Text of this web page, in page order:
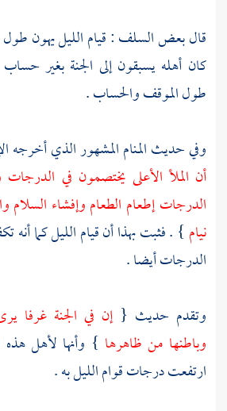
قال بعضالسلف: قيام الليل يهون طول
كان أهله يسبقون إلى الجنة بغير
طول الموقف والحساب .
وفي حديث المنام المشهور الذي أخرجه
أن الملأ الأعلى يختصمون في
الدرجات إطعام الطعام وإفشاء السلام
نيام } . فثبت بهذا أن قيام الليل كما أنه
الدرجات أيضا .
وتقدم حديث {إن في الجنة غرفا
وباطنها من ظاهرها } وأنها لأهل هذه
ارتفعت درجات قوام الليل به .